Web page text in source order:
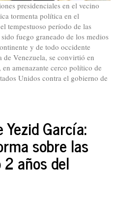
presidenciales en el vecino
tormenta política en el
tempestuoso período de las
fuego graneado de los medios
y de todo occidente
Venezuela, se convirtió en
amenazante cerco político de
Unidos contra el gobierno de
Yezid García:
sobre las
años del